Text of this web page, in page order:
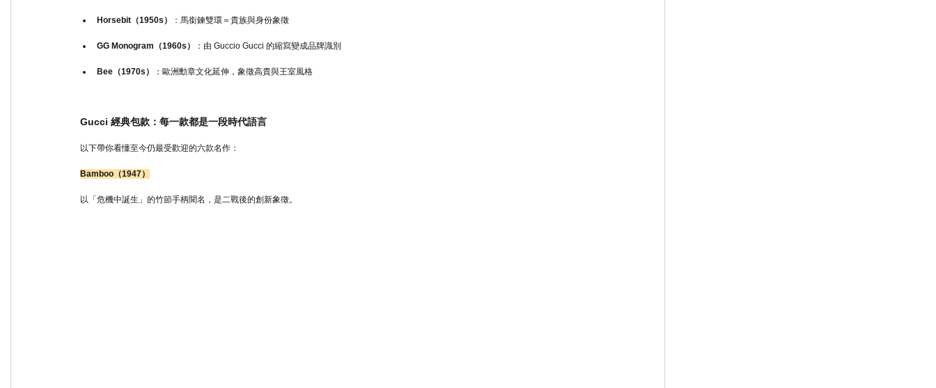
Horsebit（1950s） ：馬銜鍊雙環＝貴族與身份象徵
GG Monogram（1960s） ：由 Guccio Gucci 的縮寫變成品牌識別
Bee（1970s） ：歐洲勳章文化延伸，象徵高貴與王室風格
Gucci 經典包款：每一款都是一段時代語言
以下帶你看懂至今仍最受歡迎的六款名作：
Bamboo（1947）
以「危機中誕生」的竹節手柄聞名，是二戰後的創新象徵。